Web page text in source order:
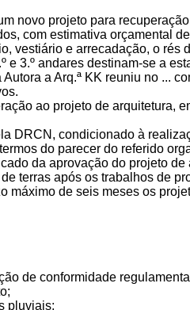
novo projeto para
com estimativa orçamental
vestiário e arrecadação, o rés
e 3.º andares destinam-se a
a Arq.ª KK reuniu no ...
ao projeto de arquitetura,
DRCN, condicionado à
do parecer do referido
da aprovação do projeto
terras após os trabalhos de
máximo de seis meses os
de conformidade
pluviais;